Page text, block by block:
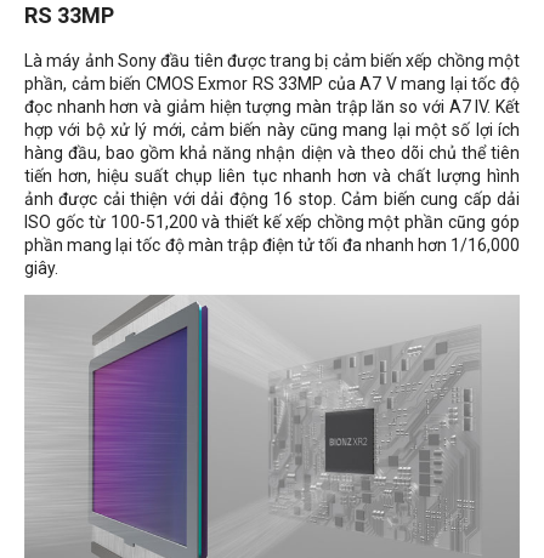
RS 33MP
Là máy ảnh Sony đầu tiên được trang bị cảm biến xếp chồng một
phần, cảm biến CMOS Exmor RS 33MP của A7 V mang lại tốc độ
đọc nhanh hơn và giảm hiện tượng màn trập lăn so với A7 IV. Kết
hợp với bộ xử lý mới, cảm biến này cũng mang lại một số lợi ích
hàng đầu, bao gồm khả năng nhận diện và theo dõi chủ thể tiên
tiến hơn, hiệu suất chụp liên tục nhanh hơn và chất lượng hình
ảnh được cải thiện với dải động 16 stop. Cảm biến cung cấp dải
ISO gốc từ 100-51,200 và thiết kế xếp chồng một phần cũng góp
phần mang lại tốc độ màn trập điện tử tối đa nhanh hơn 1/16,000
giây.